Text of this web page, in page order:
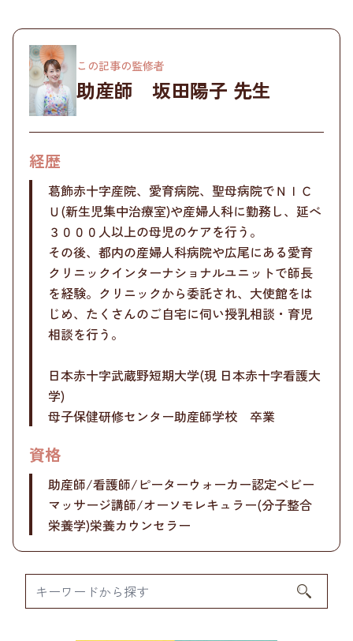
この記事の監修者
助産師 坂田陽子 先生
経歴
葛飾赤十字産院、愛育病院、聖母病院でＮＩＣ
Ｕ(新生児集中治療室)や産婦人科に勤務し、延べ
３０００人以上の母児のケアを行う。
その後、都内の産婦人科病院や広尾にある愛育
クリニックインターナショナルユニットで師長
を経験。クリニックから委託され、大使館をは
じめ、たくさんのご自宅に伺い授乳相談・育児
相談を行う。
日本赤十字武蔵野短期大学(現 日本赤十字看護大
学)
母子保健研修センター助産師学校 卒業
資格
助産師/看護師/ピーターウォーカー認定ベビー
マッサージ講師/オーソモレキュラー(分子整合
栄養学)栄養カウンセラー